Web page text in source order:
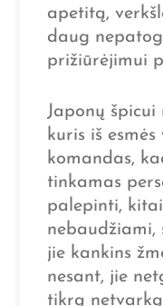
apetitą,
daug
prižiūrėjimui
Japonų
kuris iš
komandas,
tinkamas
palepinti,
nebaudžiami,
jie kankins
nesant, jie
tikrą